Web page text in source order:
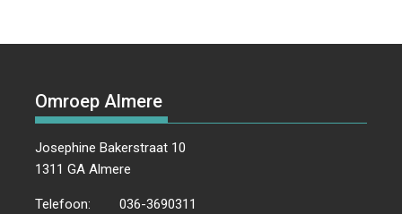
Omroep Almere
Josephine Bakerstraat 10
1311 GA Almere
Telefoon:
036-3690311